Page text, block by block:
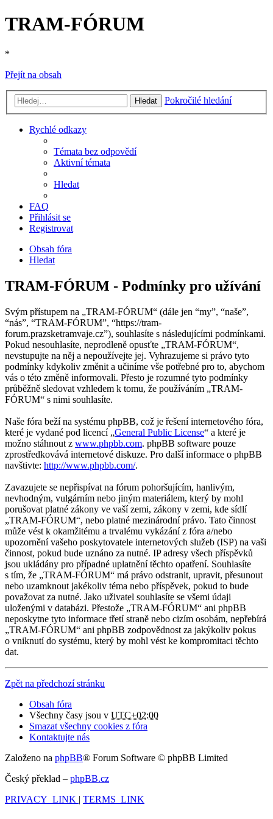
TRAM-FÓRUM
*
Přejít na obsah
Hledat Pokročilé hledání
Rychlé odkazy
Témata bez odpovědí
Aktivní témata
Hledat
FAQ
Přihlásit se
Registrovat
Obsah fóra
Hledat
TRAM-FÓRUM - Podmínky pro užívání
Svým přístupem na „TRAM-FÓRUM“ (dále jen “my”, “naše”,
“nás”, “TRAM-FÓRUM”, “https://tram-
forum.prazsketramvaje.cz”), souhlasíte s následujícími podmínkami.
Pokud nesouhlasíte, neprodleně opusťte „TRAM-FÓRUM“,
nevstupujte na něj a nepoužívejte jej. Vyhrazujeme si právo tyto
podmínky kdykoliv změnit a učiníme vše potřebné pro to, abychom
vás o této změně informovali. Přesto je rozumné tyto podmínky
průběžně sledovat vzhledem k tomu, že používáním „TRAM-
FÓRUM“ s nimi souhlasíte.
Naše fóra beží na systému phpBB, což je řešení internetového fóra,
které je vydané pod licencí „General Public License“ a které je
možno stáhnout z www.phpbb.com. phpBB software pouze
zprostředkovává internetové diskuze. Pro další informace o phpBB
navštivte: http://www.phpbb.com/.
Zavazujete se nepřispívat na fórum pohoršujícím, hanlivým,
nevhodným, vulgárním nebo jiným materiálem, který by mohl
porušovat platné zákony ve vaší zemi, zákony v zemi, kde sídlí
„TRAM-FÓRUM“, nebo platné mezinárodní právo. Tato činnost
může vést k okamžitému a trvalému vykázání z fóra a/nebo
upozornění vašeho poskytovatele internetových služeb (ISP) na vaši
činnost, pokud bude uznáno za nutné. IP adresy všech příspěvků
jsou ukládány pro případné uplatnění těchto opatření. Souhlasíte
s tím, že „TRAM-FÓRUM“ má právo odstranit, upravit, přesunout
nebo uzamknout jakékoliv téma nebo příspěvek, pokud to bude
považovat za nutné. Jako uživatel souhlasíte se všemi údaji
uloženými v databázi. Přestože „TRAM-FÓRUM“ ani phpBB
neposkytne tyto informace třetí straně nebo cizím osobám, nepřebírá
„TRAM-FÓRUM“ ani phpBB zodpovědnost za jakýkoliv pokus
o vniknutí do systému, který by mohl vést ke kompromitaci těchto
dat.
Zpět na předchozí stránku
Obsah fóra
Všechny časy jsou v UTC+02:00
Smazat všechny cookies z fóra
Kontaktujte nás
Založeno na phpBB® Forum Software © phpBB Limited
Český překlad – phpBB.cz
PRIVACY_LINK | TERMS_LINK